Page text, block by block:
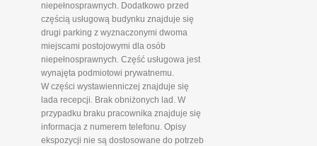
niepełnosprawnych. Dodatkowo przed
częścią usługową budynku znajduje się
drugi parking z wyznaczonymi dwoma
miejscami postojowymi dla osób
niepełnosprawnych. Część usługowa jest
wynajęta podmiotowi prywatnemu.
W części wystawienniczej znajduje się
lada recepcji. Brak obniżonych lad. W
przypadku braku pracownika znajduje się
informacja z numerem telefonu. Opisy
ekspozycji nie są dostosowane do potrzeb